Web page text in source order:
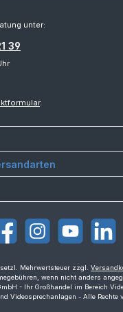
unter:
39
.
InstagramYouTubeLinkedIn
Mehrwertsteuer zzgl.
wenn nicht anders
- Ihr Großhandel im Bereich
Videosprechanlagen - Alle Rechte